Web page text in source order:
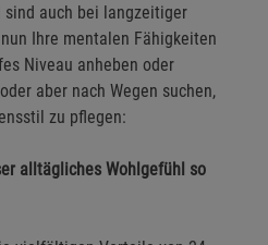
sind auch bei langzeitiger
Ihre mentalen Fähigkeiten
Niveau anheben oder
aber nach Wegen suchen,
zu pflegen:
alltägliches Wohlgefühl so